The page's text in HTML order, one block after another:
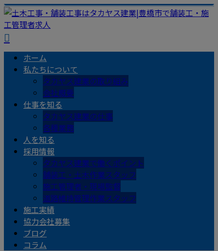
ホーム
私たちについて
タカヤス建業の取り組み
会社概要
仕事を知る
タカヤス建業の仕事
各種業務
人を知る
採用情報
タカヤス建業で働くポイント
舗装工・土木作業スタッフ
施工管理者・現場監督
道路維持管理作業スタッフ
施工実績
協力会社募集
ブログ
コラム